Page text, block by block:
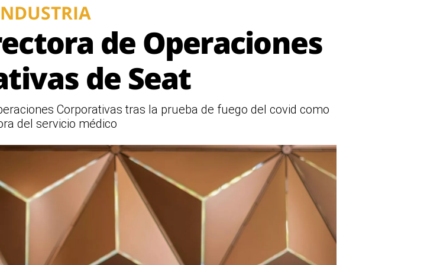
de Operaciones
de Seat
Corporativas tras la prueba de fuego del covid como
del servicio médico